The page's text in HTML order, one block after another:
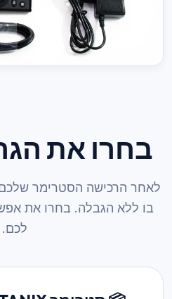
בחרו את
לאחר הרכישה הסטרימר
בו ללא הגבלה. בחרו את
לכם.